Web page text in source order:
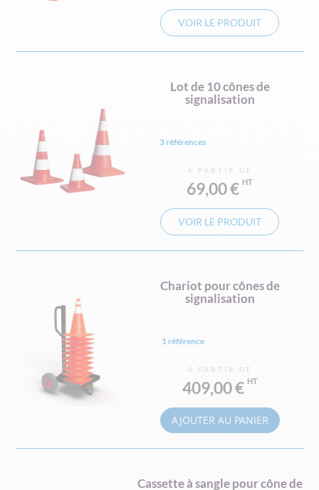
VOIR LE PRODUIT
Lot de 10 cônes de
signalisation
3 références
À PARTIR DE
69,00 €
VOIR LE PRODUIT
Chariot pour cônes de
signalisation
1 référence
À PARTIR DE
409,00 €
AJOUTER AU PANIER
Cassette à sangle pour cône de